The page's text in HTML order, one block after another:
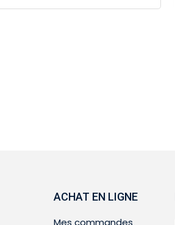
ACHAT EN LIGNE
Mes commandes